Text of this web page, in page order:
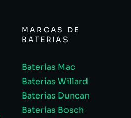
MARCAS DE
BATERIAS
Baterías Mac
Baterías Willard
Baterías Duncan
Baterías Bosch